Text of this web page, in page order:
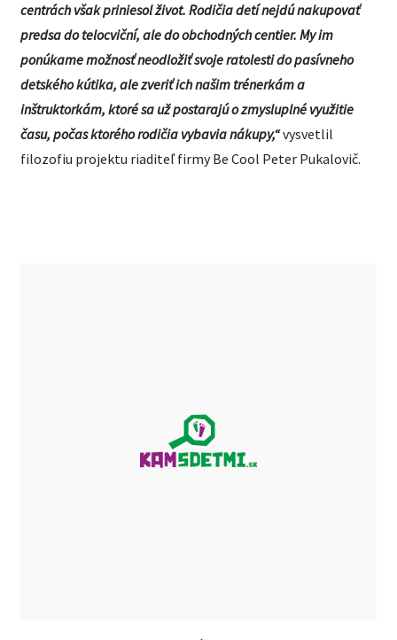
centrách však priniesol život. Rodičia detí nejdú nakupovať
predsa do telocviční, ale do obchodných centier. My im
ponúkame možnosť neodložiť svoje ratolesti do pasívneho
detského kútika, ale zveriť ich našim trénerkám a
inštruktorkám, ktoré sa už postarajú o zmysluplné využitie
času, počas ktorého rodičia vybavia nákupy,“vysvetlil
filozofiu projektu riaditeľ firmy Be Cool Peter Pukalovič.